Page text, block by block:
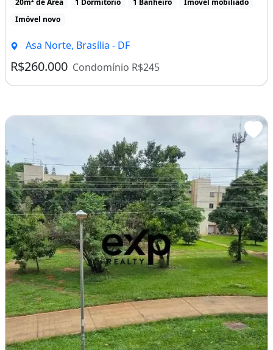
Imóvel novo
Asa Norte, Brasília - DF
R$260.000 Condomínio R$245